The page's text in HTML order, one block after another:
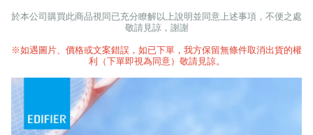
於本公司購買此商品視同已充分瞭解以上說明並同意上述事項，不便之處
敬請見諒，謝謝
※如遇圖片、價格或文案錯誤，如已下單，我方保留無條件取消出貨的權
利（下單即視為同意）敬請見諒。